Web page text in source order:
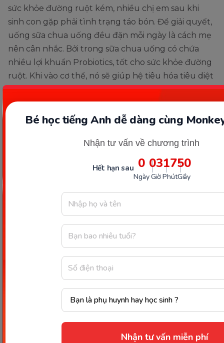
Bé học tiếng Anh dễ dàng cùng
Nhận tư vấn về chương trình
Hết hạn sau 0
Ngày
03
Giờ
17
Phút
49
Giây
Nhận tư vấn miễn phí
sức khỏe đường ruột kém, nhiều chị em sau khi
sinh con gặp phải tình trạng táo bón. Để giải quyết,
uống sữa chua uống đều đặn mỗi ngày là cách mẹ
nên cân nhắc. Bởi trong sữa chua uống có chứa
nhiều lợi khuẩn Probiotics, tốt cho sức khỏe đường
ruột. Khi vào cơ thể, nó sẽ giúp hệ tiêu hóa tiêu diệt
vi khuẩn có hại, kích thích nhu động ruột để hoạt
động tiêu hóa, bài tiết tốt hơn.
Sữa chua uống cung cấp lợi khuẩn cho đường ruột (Ảnh:
Trên đây là những thông tin trả lời cho câu hỏisau
sinh uống sữa bầu được không? Mong rằng, với
những bật mí trong bài, mẹ sẽ biết cách bổ sung
của mình. Và mẹ đừng quên, bên cạnh sữa bầu, còn